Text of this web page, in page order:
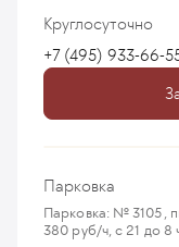
Круглосуточно
+7 (495) 933-66-
Парковка
Парковка: № 3105,
380 руб/ч, с 21 до